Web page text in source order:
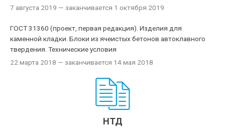
7 августа 2019 — заканчивается 1 октября 2019
ГОСТ 31360 (проект, первая редакция). Изделия для
каменной кладки. Блоки из ячеистых бетонов автоклавного
твердения. Технические условия
22 марта 2018 — заканчивается 14 мая 2018
НТД